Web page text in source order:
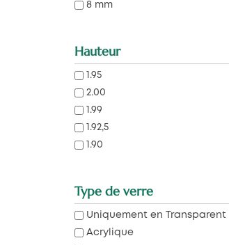
8 mm
Hauteur
1.95
2.00
1.99
1.92,5
1.90
Type de verre
Uniquement en Transparent
Acrylique